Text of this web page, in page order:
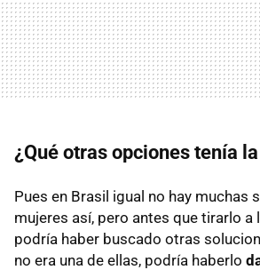
¿Qué otras opciones tenía
Pues en Brasil igual no hay muchas
mujeres así, pero antes que tirarlo a
podría haber buscado otras
no era una de ellas, podría haberlo